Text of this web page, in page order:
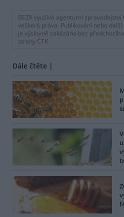
BEZK využívá agenturní zpravodajství
veškerá práva. Publikování nebo
je výslovně zakázáno bez
strany ČTK.
Dále čtěte |